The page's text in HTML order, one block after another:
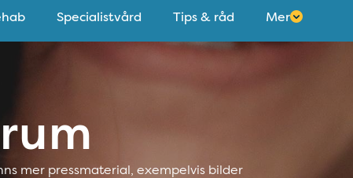
Specialistvård Tips & råd Mer
mer pressmaterial, exempelvis bilder